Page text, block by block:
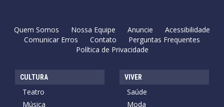
Quem Somos Nossa Equipe Anuncie
Acessibilidade
Comunicar Erros
Contato
Perguntas Frequentes
Política de Privacidade
CULTURA
Teatro
Música
VIVER
Saúde
Moda